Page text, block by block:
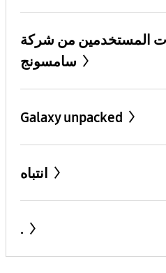
المستخدمين من شركة
Galaxy unpacked
.